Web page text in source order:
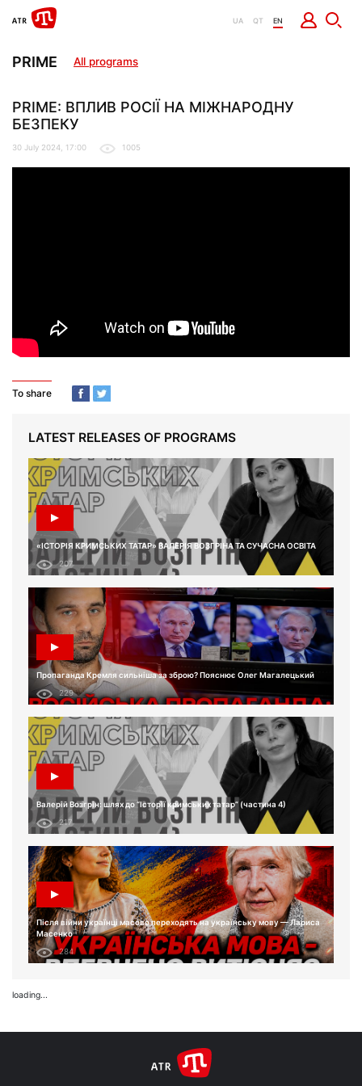
UA QT EN
PRIME All programs
PRIME: ВПЛИВ РОСІЇ НА МІЖНАРОДНУ
БЕЗПЕКУ
30 July 2024, 17:00 1005
To share
LATEST RELEASES OF PROGRAMS
«ІСТОРІЯ КРИМСЬКИХ ТАТАР» ВАЛЕРІЯ ВОЗГРІНА ТА СУЧАСНА ОСВІТА
207
Пропаганда Кремля сильніша за зброю? Пояснює Олег Магалецький
229
Валерій Возгрін: шлях до “Історії кримських татар” (частина 4)
217
Після війни українці масово переходять на українську мову — Лариса
Масенко
284
loading...